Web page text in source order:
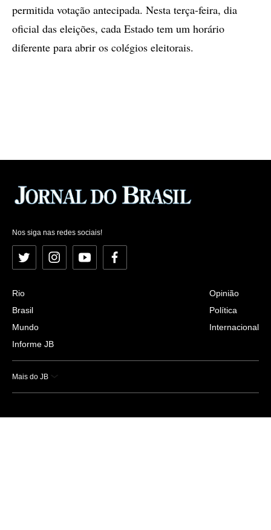
permitida votação antecipada. Nesta terça-feira, dia
oficial das eleições, cada Estado tem um horário
diferente para abrir os colégios eleitorais.
Nos siga nas redes sociais!
Twitter InstagramYouTubeFacebook
Rio
Brasil
Mundo
Informe JB
Opinião
Política
Internacional
Mais do JB
Esportes